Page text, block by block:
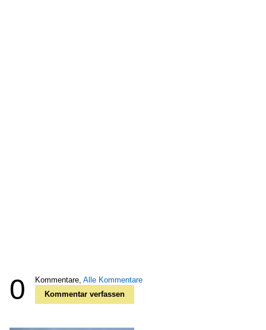
0 Kommentare, Alle Kommentare
Kommentar verfassen